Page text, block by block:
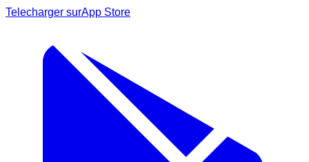
Telecharger surApp Store